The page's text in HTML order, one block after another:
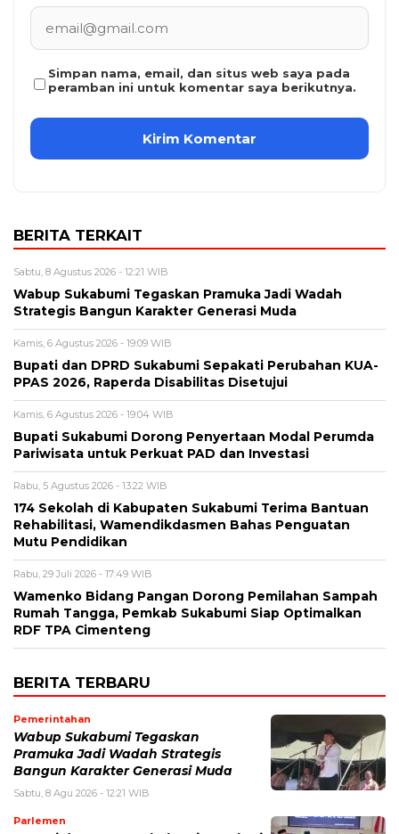
Simpan nama, email, dan situs web saya pada
peramban ini untuk komentar saya berikutnya.
BERITA TERKAIT
Sabtu, 8 Agustus 2026 - 12:21 WIB
Wabup Sukabumi Tegaskan Pramuka Jadi Wadah
Strategis Bangun Karakter Generasi Muda
Kamis, 6 Agustus 2026 - 19:09 WIB
Bupati dan DPRD Sukabumi Sepakati Perubahan KUA-
PPAS 2026, Raperda Disabilitas Disetujui
Kamis, 6 Agustus 2026 - 19:04 WIB
Bupati Sukabumi Dorong Penyertaan Modal Perumda
Pariwisata untuk Perkuat PAD dan Investasi
Rabu, 5 Agustus 2026 - 13:22 WIB
174 Sekolah di Kabupaten Sukabumi Terima Bantuan
Rehabilitasi, Wamendikdasmen Bahas Penguatan
Mutu Pendidikan
Rabu, 29 Juli 2026 - 17:49 WIB
Wamenko Bidang Pangan Dorong Pemilahan Sampah
Rumah Tangga, Pemkab Sukabumi Siap Optimalkan
RDF TPA Cimenteng
BERITA TERBARU
Pemerintahan
Wabup Sukabumi Tegaskan
Pramuka Jadi Wadah Strategis
Bangun Karakter Generasi Muda
Sabtu, 8 Agu 2026 - 12:21 WIB
Parlemen